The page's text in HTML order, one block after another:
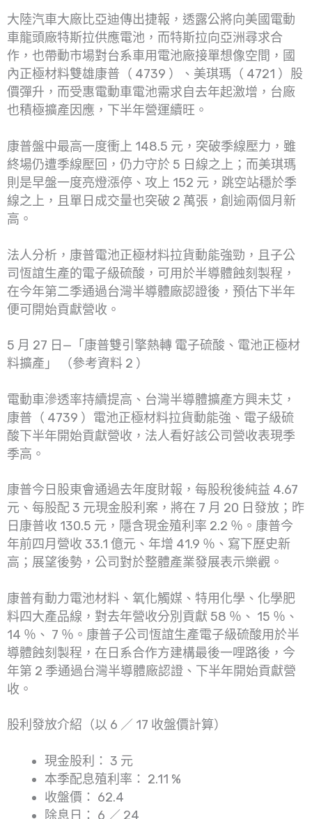
大陸汽車大廠比亞迪傳出捷報，透露公將向美國電動
車龍頭廠特斯拉供應電池，而特斯拉向亞洲尋求合
作，也帶動市場對台系車用電池廠接單想像空間，國
內正極材料雙雄康普（ 4739 ）、美琪瑪（ 4721 ）股
價彈升，而受惠電動車電池需求自去年起激增，台廠
也積極擴產因應，下半年營運續旺。
康普盤中最高一度衝上 148.5 元，突破季線壓力，雖
終場仍遭季線壓回，仍力守於 5 日線之上；而美琪瑪
則是早盤一度亮燈漲停、攻上 152 元，跳空站穩於季
線之上，且單日成交量也突破 2 萬張，創逾兩個月新
高。
法人分析，康普電池正極材料拉貨動能強勁，且子公
司恆誼生產的電子級硫酸，可用於半導體蝕刻製程，
在今年第二季通過台灣半導體廠認證後，預估下半年
便可開始貢獻營收。
5 月 27 日—「康普雙引擎熱轉 電子硫酸、電池正極材
料擴產」 （參考資料 2 ）
電動車滲透率持續提高、台灣半導體擴產方興未艾，
康普（ 4739 ）電池正極材料拉貨動能強、電子級硫
酸下半年開始貢獻營收，法人看好該公司營收表現季
季高。
康普今日股東會通過去年度財報，每股稅後純益 4.67
元、每股配 3 元現金股利案，將在 7 月 20 日發放；昨
日康普收 130.5 元，隱含現金殖利率 2.2 ％。康普今
年前四月營收 33.1 億元、年增 41.9 ％、寫下歷史新
高；展望後勢，公司對於整體產業發展表示樂觀。
康普有動力電池材料、氧化觸媒、特用化學、化學肥
料四大產品線，對去年營收分別貢獻 58 ％、 15 ％、
14 ％、 7 ％。康普子公司恆誼生產電子級硫酸用於半
導體蝕刻製程，在日系合作方建構最後一哩路後，今
年第 2 季通過台灣半導體廠認證、下半年開始貢獻營
收。
股利發放介紹（以 6 ／ 17 收盤價計算）
現金股利： 3 元
本季配息殖利率： 2.11 %
收盤價： 62.4
除息日： 6 ／ 24